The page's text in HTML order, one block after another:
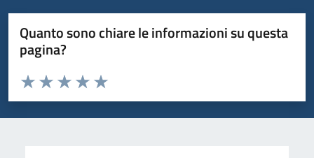
Quanto sono chiare le informazioni su questa
pagina?
Domanda
Valuta da 1 a 5 stelle la pagina
Valuta 5 stelle su 5
Valuta 4 stelle su 5
Valuta 3 stelle su 5
Valuta 2 stelle su 5
Valuta 1 stelle su 5